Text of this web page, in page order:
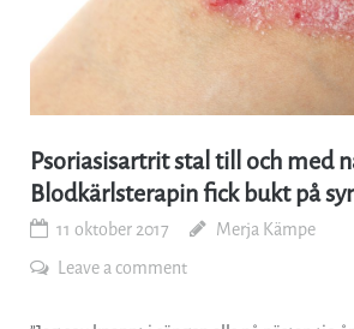
Psoriasisartrit stal till och med
Blodkärlsterapin fick bukt på
11 oktober 2017
Merja Kämpe
Leave a comment